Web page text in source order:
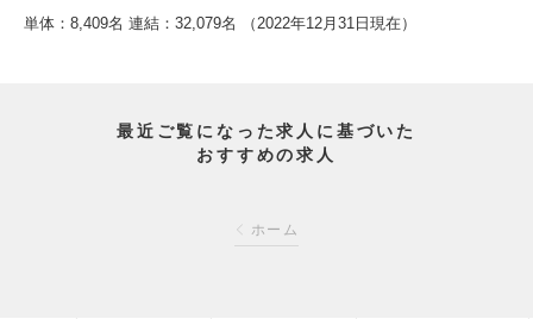
単体：8,409名 連結：32,079名 （2022年12月31日現在）
最近ご覧になった求人に基づいた
おすすめの求人
ホーム